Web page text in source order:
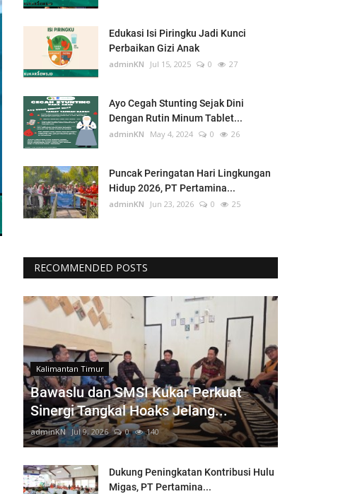
Edukasi Isi Piringku Jadi Kunci
Perbaikan Gizi Anak
adminKN Jul 15, 2025 0 27
Ayo Cegah Stunting Sejak Dini
Dengan Rutin Minum Tablet...
adminKN May 4, 2024 0 26
Puncak Peringatan Hari Lingkungan
Hidup 2026, PT Pertamina...
adminKN Jun 23, 2026 0 25
RECOMMENDED POSTS
Kalimantan Timur
Bawaslu dan SMSI Kukar Perkuat
Sinergi Tangkal Hoaks Jelang...
adminKN Jul 9, 2026 0 140
Dukung Peningkatan Kontribusi Hulu
Migas, PT Pertamina...